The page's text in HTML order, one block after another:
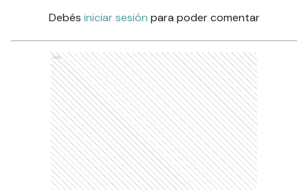
Debés iniciar sesión para poder comentar
Ads